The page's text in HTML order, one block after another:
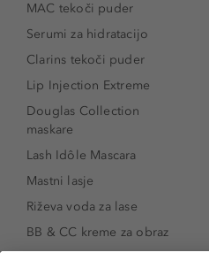
MAC tekoči puder
Serumi za hidratacijo
Clarins tekoči puder
Lip Injection Extreme
Douglas Collection
maskare
Lash Idôle Mascara
Mastni lasje
Riževa voda za lase
BB & CC kreme za obraz